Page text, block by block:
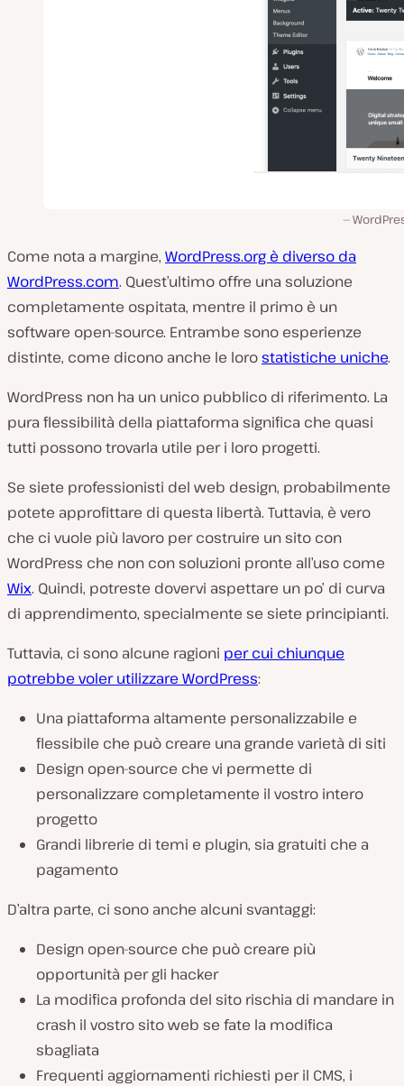
Come nota a margine, WordPress.org è diverso da
WordPress.com. Quest’ultimo offre una soluzione
completamente ospitata, mentre il primo è un
software open-source. Entrambe sono esperienze
distinte, come dicono anche le lorostatistiche uniche.
WordPress non ha un unico pubblico di riferimento. La
pura flessibilità della piattaforma significa che quasi
tutti possono trovarla utile per i loro progetti.
Se siete professionisti del web design, probabilmente
potete approfittare di questa libertà. Tuttavia, è vero
che ci vuole più lavoro per costruire un sito con
WordPress che non con soluzioni pronte all’uso come
Wix. Quindi, potreste dovervi aspettare un po’ di curva
di apprendimento, specialmente se siete principianti.
Tuttavia, ci sono alcune ragioni per cui chiunque
potrebbe voler utilizzare WordPress:
Una piattaforma altamente personalizzabile e
flessibile che può creare una grande varietà di siti
Design open-source che vi permette di
personalizzare completamente il vostro intero
progetto
Grandi librerie di temi e plugin, sia gratuiti che a
pagamento
D’altra parte, ci sono anche alcuni svantaggi:
Design open-source che può creare più
opportunità per gli hacker
La modifica profonda del sito rischia di mandare in
crash il vostro sito web se fate la modifica
sbagliata
Frequenti aggiornamenti richiesti per il CMS, i